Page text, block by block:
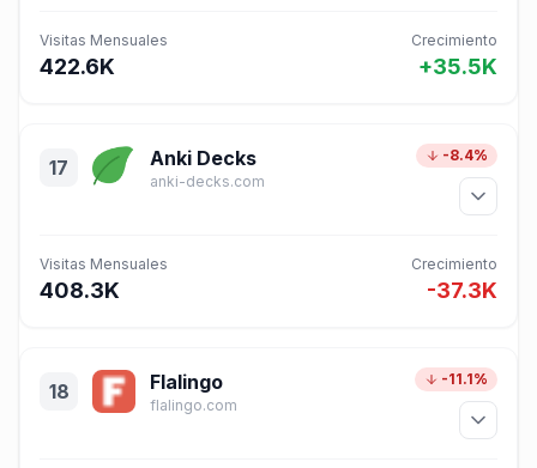
Visitas Mensuales
422.6K
Crecimiento
+35.5K
17 Anki Decks
anki-decks.com
-8.4%
Visitas Mensuales
408.3K
Crecimiento
-37.3K
18 Flalingo
flalingo.com
-11.1%